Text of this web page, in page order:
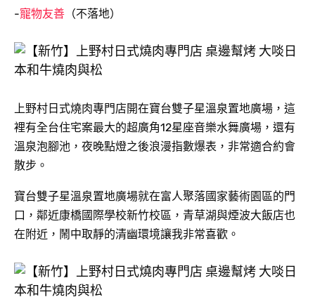
-寵物友善 （不落地）
上野村日式燒肉專門店開在寶台雙子星溫泉置地廣場，這
裡有全台住宅案最大的超廣角12星座音樂水舞廣場，還有
溫泉泡腳池，夜晚點燈之後浪漫指數爆表，非常適合約會
散步。
寶台雙子星溫泉置地廣場就在富人聚落國家藝術園區的門
口，鄰近康橋國際學校新竹校區，青草湖與煙波大飯店也
在附近，鬧中取靜的清幽環境讓我非常喜歡。